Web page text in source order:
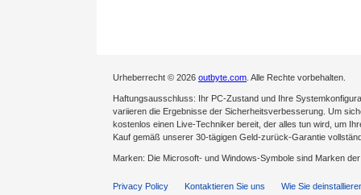
Urheberrecht © 2026 outbyte.com . Alle Rechte vorbehalten.
Haftungsausschluss: Ihr PC-Zustand und Ihre
variieren die Ergebnisse der Sicherheitsverbesserung. Um
kostenlos einen Live-Techniker bereit, der alles tun wird, um
Kauf gemäß unserer 30-tägigen Geld-zurück-Garantie
Marken: Die Microsoft- und Windows-Symbole sind Marken
Privacy Policy Kontaktieren Sie uns Wie Sie